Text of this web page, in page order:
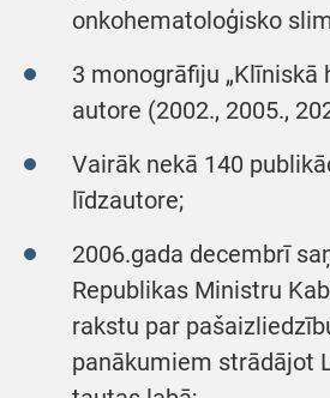
onkohematoloģisko
3 monogrāfiju „Klīniskā
autore (2002., 2005.,
Vairāk nekā 140
līdzautore;
2006.gada decembrī
Republikas Ministru
rakstu par
panākumiem strādājot